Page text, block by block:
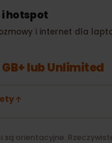
hotspot
i internet dla
GB+ lub Unlimited
są orientacyjne.